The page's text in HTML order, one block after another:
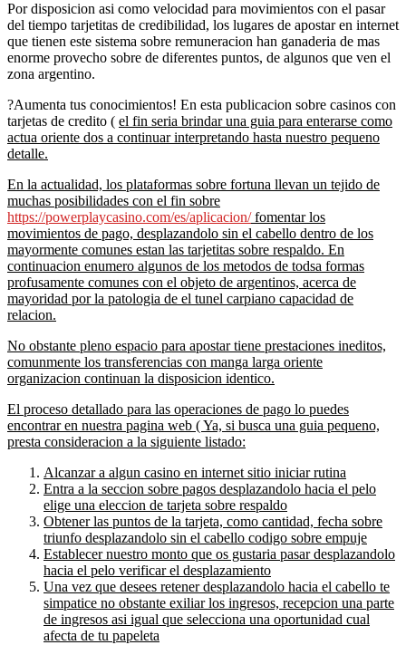
Por disposicion asi como velocidad para movimientos con el pasar
del tiempo tarjetitas de credibilidad, los lugares de apostar en internet
que tienen este sistema sobre remuneracion han ganaderia de mas
enorme provecho sobre de diferentes puntos, de algunos que ven el
zona argentino.
?Aumenta tus conocimientos! En esta publicacion sobre casinos con
tarjetas de credito ( el fin seria brindar una guia para enterarse como
actua oriente dos a continuar interpretando hasta nuestro pequeno
detalle.
En la actualidad, los plataformas sobre fortuna llevan un tejido de
muchas posibilidades con el fin sobre
https://powerplaycasino.com/es/aplicacion/fomentar los
movimientos de pago, desplazandolo sin el cabello dentro de los
mayormente comunes estan las tarjetitas sobre respaldo. En
continuacion enumero algunos de los metodos de todsa formas
profusamente comunes con el objeto de argentinos, acerca de
mayoridad por la patologia de el tunel carpiano capacidad de
relacion.
No obstante pleno espacio para apostar tiene prestaciones ineditos,
comunmente los transferencias con manga larga oriente
organizacion continuan la disposicion identico.
El proceso detallado para las operaciones de pago lo puedes
encontrar en nuestra pagina web (Ya, si busca una guia pequeno,
presta consideracion a la siguiente listado:
Alcanzar a algun casino en internet sitio iniciar rutina
Entra a la seccion sobre pagos desplazandolo hacia el pelo
elige una eleccion de tarjeta sobre respaldo
Obtener las puntos de la tarjeta, como cantidad, fecha sobre
triunfo desplazandolo sin el cabello codigo sobre empuje
Establecer nuestro monto que os gustaria pasar desplazandolo
hacia el pelo verificar el desplazamiento
Una vez que desees retener desplazandolo hacia el cabello te
simpatice no obstante exiliar los ingresos, recepcion una parte
de ingresos asi igual que selecciona una oportunidad cual
afecta de tu papeleta